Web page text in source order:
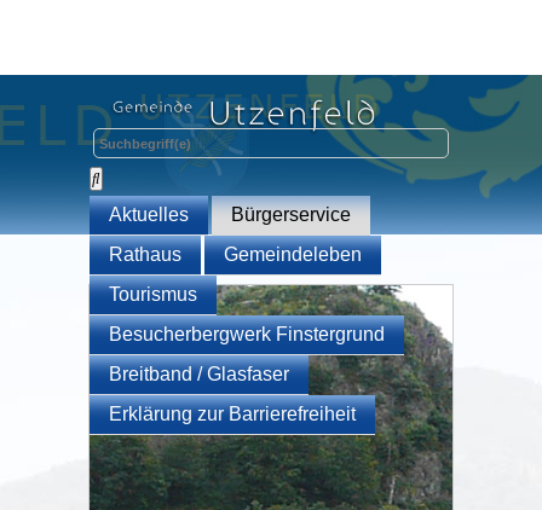
Aktuelles
Bürgerservice
Rathaus
Gemeindeleben
Tourismus
Besucherbergwerk Finstergrund
Breitband / Glasfaser
Erklärung zur Barrierefreiheit